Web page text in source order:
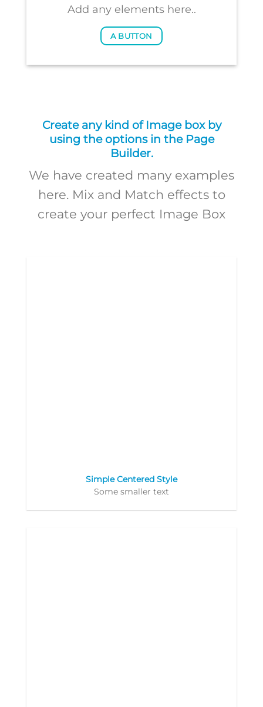
Add any elements here..
A BUTTON
Create any kind of Image box by
using the options in the Page
Builder.
We have created many examples
here. Mix and Match effects to
create your perfect Image Box
Simple Centered Style
Some smaller text